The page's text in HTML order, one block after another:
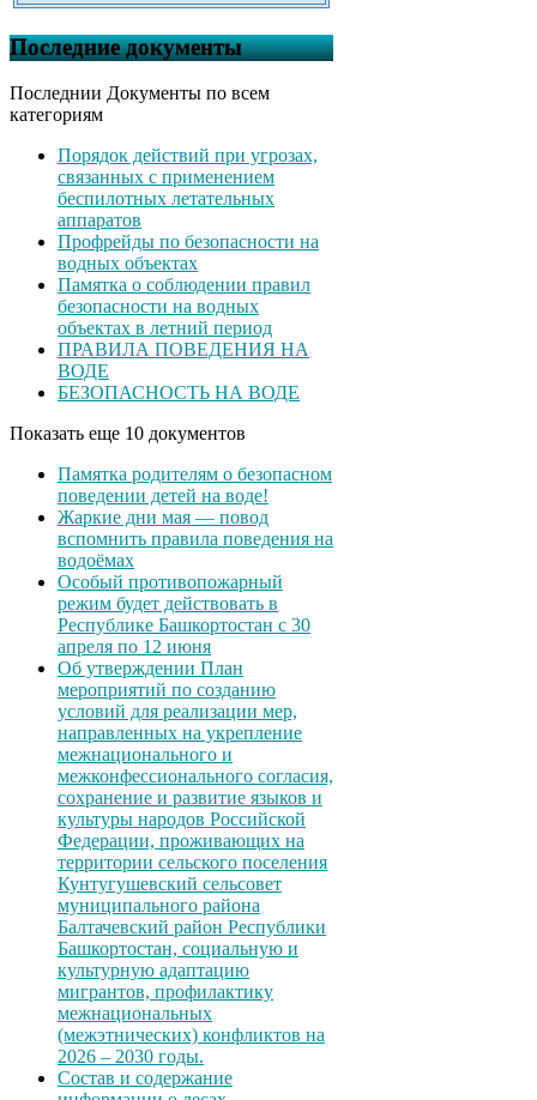
Последние документы
Последнии Документы по всем
категориям
Порядок действий при угрозах,
связанных с применением
беспилотных летательных
аппаратов
Профрейды по безопасности на
водных объектах
Памятка о соблюдении правил
безопасности на водных
объектах в летний период
ПРАВИЛА ПОВЕДЕНИЯ НА
ВОДЕ
БЕЗОПАСНОСТЬ НА ВОДЕ
Показать еще 10 документов
Памятка родителям о безопасном
поведении детей на воде!
Жаркие дни мая — повод
вспомнить правила поведения на
водоёмах
Особый противопожарный
режим будет действовать в
Республике Башкортостан с 30
апреля по 12 июня
Об утверждении План
мероприятий по созданию
условий для реализации мер,
направленных на укрепление
межнационального и
межконфессионального согласия,
сохранение и развитие языков и
культуры народов Российской
Федерации, проживающих на
территории сельского поселения
Кунтугушевский сельсовет
муниципального района
Балтачевский район Республики
Башкортостан, социальную и
культурную адаптацию
мигрантов, профилактику
межнациональных
(межэтнических) конфликтов на
2026 – 2030 годы.
Состав и содержание